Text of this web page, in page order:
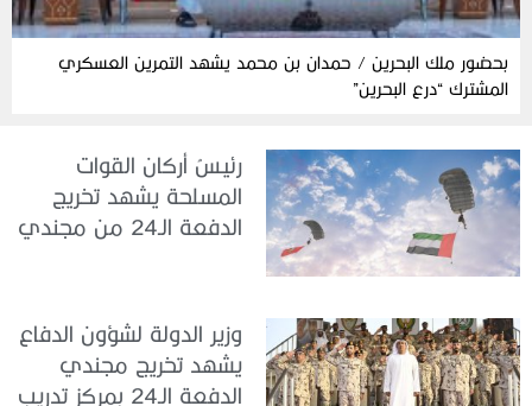
بحضور ملك البحرين / حمدان بن محمد يشهد التمرين العسكري
المشترك “درع البحرين”
رئيسُ أركان القوات
المسلحة يشهد تخريج
الدفعة الـ24 من مجندي
وزير الدولة لشؤون الدفاع
يشهد تخريج مجندي
الدفعة الـ24 بمركز تدريب